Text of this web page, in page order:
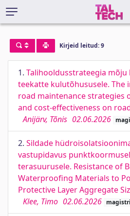
Kirjeid leitud: 9
1. Talihooldusstrateegia mõju
teekatte kulutõhususele. The
road maintenance strategies
and cost-effectiveness on
Anijärv, Tõnis 02.06.2026
2. Sildade
vastupidavus
terasuurusele. Resistance of
Waterproofing Materials to
Protective Layer Aggregate
Klee, Timo 02.06.2026